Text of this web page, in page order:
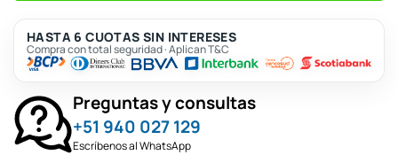
HASTA 6 CUOTAS SIN INTERESES
Compra con total seguridad · Aplican T&C
Preguntas y consultas
+51 940 027 129
Escríbenos al WhatsApp